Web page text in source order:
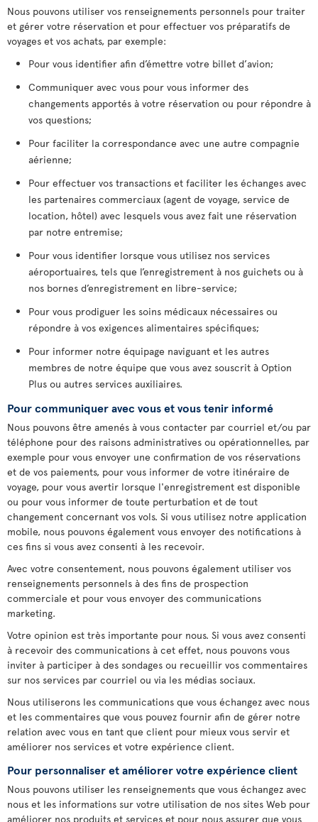
Nous pouvons utiliser vos renseignements personnels pour traiter
et gérer votre réservation et pour effectuer vos préparatifs de
voyages et vos achats, par exemple:
Pour vous identifier afin d’émettre votre billet d’avion;
Communiquer avec vous pour vous informer des
changements apportés à votre réservation ou pour répondre à
vos questions;
Pour faciliter la correspondance avec une autre compagnie
aérienne;
Pour effectuer vos transactions et faciliter les échanges avec
les partenaires commerciaux (agent de voyage, service de
location, hôtel) avec lesquels vous avez fait une réservation
par notre entremise;
Pour vous identifier lorsque vous utilisez nos services
aéroportuaires, tels que l’enregistrement à nos guichets ou à
nos bornes d’enregistrement en libre-service;
Pour vous prodiguer les soins médicaux nécessaires ou
répondre à vos exigences alimentaires spécifiques;
Pour informer notre équipage naviguant et les autres
membres de notre équipe que vous avez souscrit à Option
Plus ou autres services auxiliaires.
Pour communiquer avec vous et vous tenir informé
Nous pouvons être amenés à vous contacter par courriel et/ou par
téléphone pour des raisons administratives ou opérationnelles, par
exemple pour vous envoyer une confirmation de vos réservations
et de vos paiements, pour vous informer de votre itinéraire de
voyage, pour vous avertir lorsque l'enregistrement est disponible
ou pour vous informer de toute perturbation et de tout
changement concernant vos vols. Si vous utilisez notre application
mobile, nous pouvons également vous envoyer des notifications à
ces fins si vous avez consenti à les recevoir.
Avec votre consentement, nous pouvons également utiliser vos
renseignements personnels à des fins de prospection
commerciale et pour vous envoyer des communications
marketing.
Votre opinion est très importante pour nous. Si vous avez consenti
à recevoir des communications à cet effet, nous pouvons vous
inviter à participer à des sondages ou recueillir vos commentaires
sur nos services par courriel ou via les médias sociaux.
Nous utiliserons les communications que vous échangez avec nous
et les commentaires que vous pouvez fournir afin de gérer notre
relation avec vous en tant que client pour mieux vous servir et
améliorer nos services et votre expérience client.
Pour personnaliser et améliorer votre expérience client
Nous pouvons utiliser les renseignements que vous échangez avec
nous et les informations sur votre utilisation de nos sites Web pour
améliorer nos produits et services et pour nous assurer que vous